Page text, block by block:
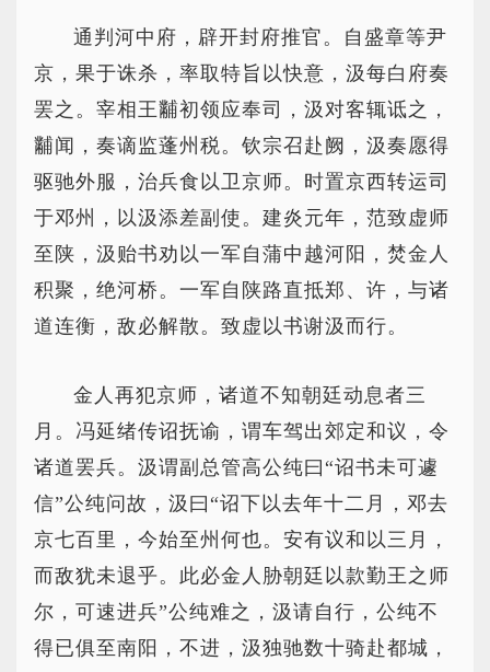
通判河中府，辟开封府推官。自盛章等尹
京，果于诛杀，率取特旨以快意，汲每白府奏
罢之。宰相王黼初领应奉司，汲对客辄诋之，
黼闻，奏谪监蓬州税。钦宗召赴阙，汲奏愿得
驱驰外服，治兵食以卫京师。时置京西转运司
于邓州，以汲添差副使。建炎元年，范致虚师
至陕，汲贻书劝以一军自蒲中越河阳，焚金人
积聚，绝河桥。一军自陕路直抵郑、许，与诸
道连衡，敌必解散。致虚以书谢汲而行。
金人再犯京师，诸道不知朝廷动息者三
月。冯延绪传诏抚谕，谓车驾出郊定和议，令
诸道罢兵。汲谓副总管高公纯曰“诏书未可遽
信”公纯问故，汲曰“诏下以去年十二月，邓去
京七百里，今始至州何也。安有议和以三月，
而敌犹未退乎。此必金人胁朝廷以款勤王之师
尔，可速进兵”公纯难之，汲请自行，公纯不
得已俱至南阳，不进，汲独驰数十骑赴都城，